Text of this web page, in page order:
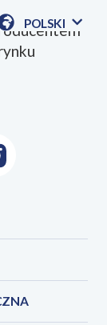
POLSKI
POKAŻ
Instagram